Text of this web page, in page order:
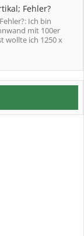
Fehler?
Ich bin
mit 100er
wollte ich 1250 x